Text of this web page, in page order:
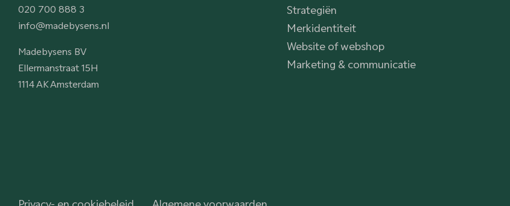
020 700 888 3
info@madebysens.nl
Madebysens BV
Ellermanstraat 15H
1114 AK Amsterdam
Strategiën
Merkidentiteit
Website of webshop
Marketing & communicatie
Privacy- en cookiebeleid Algemene voorwaarden